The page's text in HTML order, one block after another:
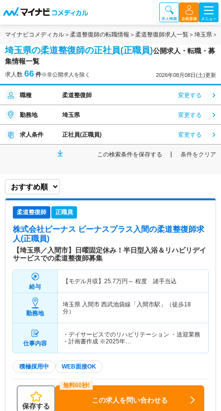
マイナビコメディカル 柔道整復師の転職情報 柔道整復師求人一覧 埼玉県
埼玉県の柔道整復師の正社員(正職員)公開求人・転職・募
集情報一覧
求人数 66 件※非公開求人を除く 2026年08月08日(土)更新
職種 柔道整復師 変更する
勤務地 埼玉県 変更する
求人条件 正社員(正職員) 変更する
この検索条件を保存する 条件をクリア
柔道整復師 正職員
株式会社ビーナス ビーナスプラス入間の柔道整復師求
人(正職員)
【埼玉県／入間市】日曜固定休み！半日型入浴＆リハビリデイ
サービスでの柔道整復師募集
給与
【モデル月収】 25.7万円～ 程度 諸手当込
勤務地
埼玉県 入間市 西武池袋線「入間市駅」（徒歩18
分）
仕事内容
・デイサービスでのリハビリテーション ・送迎業務
・計画書作成 ※2025年…
積極採用中 WEB面接OK
保存する
この求人を問い合わせる